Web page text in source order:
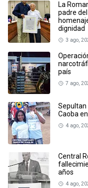
La
padre
dignidad
3 ago,
país
7 ago,
Sepultan
Caoba
4 ago,
Central
años
4 ago,